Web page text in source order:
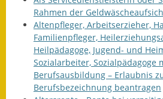
Rahmen der
Altenpfleger, Arbeitserzieher,
Familienpfleger,
Heilpädagoge, Jugend- und
Sozialarbeiter, Sozialpädagoge
Berufsausbildung – Erlaubnis
Berufsbezeichnung beantragen